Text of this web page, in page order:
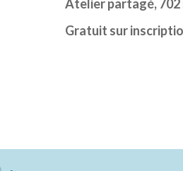
Atelier partagé, 702
Gratuit sur